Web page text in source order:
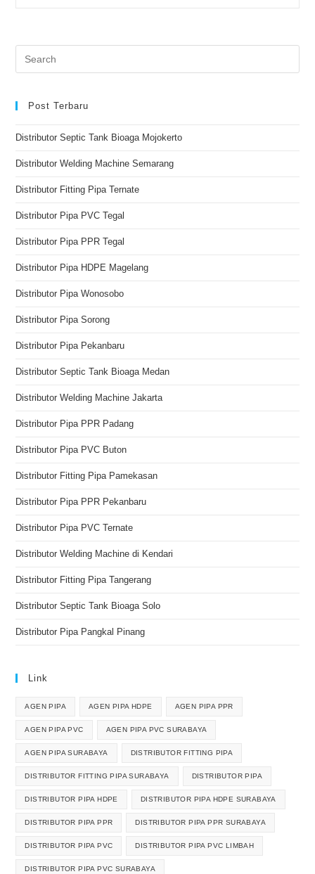
Post Terbaru
Distributor Septic Tank Bioaga Mojokerto
Distributor Welding Machine Semarang
Distributor Fitting Pipa Ternate
Distributor Pipa PVC Tegal
Distributor Pipa PPR Tegal
Distributor Pipa HDPE Magelang
Distributor Pipa Wonosobo
Distributor Pipa Sorong
Distributor Pipa Pekanbaru
Distributor Septic Tank Bioaga Medan
Distributor Welding Machine Jakarta
Distributor Pipa PPR Padang
Distributor Pipa PVC Buton
Distributor Fitting Pipa Pamekasan
Distributor Pipa PPR Pekanbaru
Distributor Pipa PVC Ternate
Distributor Welding Machine di Kendari
Distributor Fitting Pipa Tangerang
Distributor Septic Tank Bioaga Solo
Distributor Pipa Pangkal Pinang
Link
AGEN PIPA AGEN PIPA HDPE AGEN PIPA PPR
AGEN PIPA PVC AGEN PIPA PVC SURABAYA
AGEN PIPA SURABAYA DISTRIBUTOR FITTING PIPA
DISTRIBUTOR FITTING PIPA SURABAYA DISTRIBUTOR PIPA
DISTRIBUTOR PIPA HDPE DISTRIBUTOR PIPA HDPE SURABAYA
DISTRIBUTOR PIPA PPR DISTRIBUTOR PIPA PPR SURABAYA
DISTRIBUTOR PIPA PVC DISTRIBUTOR PIPA PVC LIMBAH
DISTRIBUTOR PIPA PVC SURABAYA